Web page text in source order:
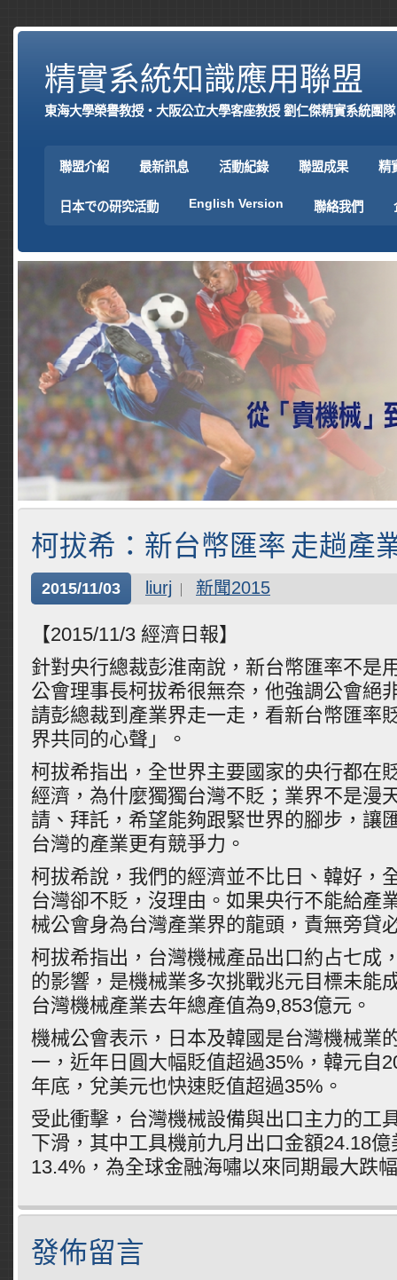
精實系統知識應用聯盟
東海大學榮譽教授‧大阪公立大學客座教授 劉仁傑精實系統團隊
聯盟介紹 最新訊息 活動紀錄 聯盟成果 精
日本での研究活動 English Version 聯絡我們
柯拔希：新台幣匯率 走趟產
2015/11/03 liurj 新聞2015
【2015/11/3 經濟日報】
針對央行總裁彭淮南說，新台幣匯率不是
公會理事長柯拔希很無奈，他強調公會絕
請彭總裁到產業界走一走，看新台幣匯率
界共同的心聲」。
柯拔希指出，全世界主要國家的央行都在
經濟，為什麼獨獨台灣不貶；業界不是漫
請、拜託，希望能夠跟緊世界的腳步，讓
台灣的產業更有競爭力。
柯拔希說，我們的經濟並不比日、韓好，
台灣卻不貶，沒理由。如果央行不能給產
械公會身為台灣產業界的龍頭，責無旁貸
柯拔希指出，台灣機械產品出口約占七成
的影響，是機械業多次挑戰兆元目標未能
台灣機械產業去年總產值為9,853億元。
機械公會表示，日本及韓國是台灣機械業
一，近年日圓大幅貶值超過35%，韓元自
年底，兌美元也快速貶值超過35%。
受此衝擊，台灣機械設備與出口主力的工
下滑，其中工具機前九月出口金額24.18
13.4%，為全球金融海嘯以來同期最大跌
發佈留言